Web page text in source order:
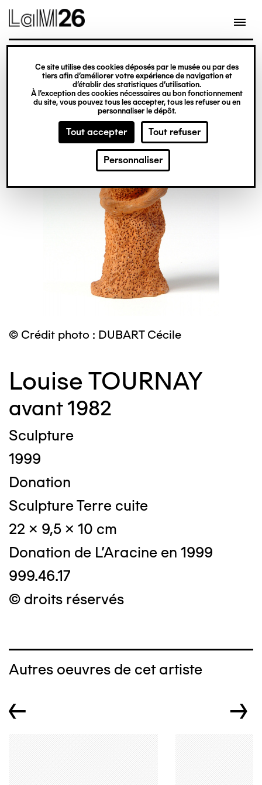
Gestion des cookies
Ce site utilise des cookies déposés par le musée ou par des
tiers afin d’améliorer votre expérience de navigation et
d’établir des statistiques d’utilisation.
À l’exception des cookies nécessaires au bon fonctionnement
du site, vous pouvez tous les accepter, tous les refuser ou en
personnaliser le dépôt.
Tout accepter Tout refuser
Personnaliser
contenu
© Crédit photo : DUBART Cécile
Louise TOURNAY
avant 1982
Sculpture
1999
Donation
Sculpture Terre cuite
22 x 9,5 x 10 cm
Donation de L'Aracine en 1999
999.46.17
© droits réservés
Autres oeuvres de cet artiste
← →